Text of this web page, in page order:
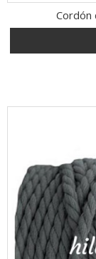
Cordón